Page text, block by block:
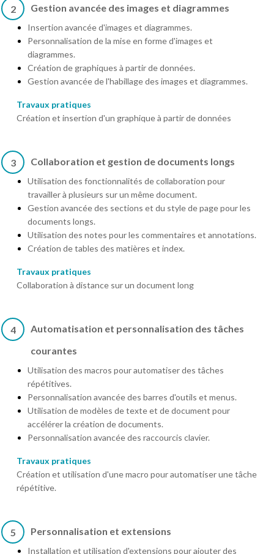
2 Gestion avancée des images et diagrammes
Insertion avancée d'images et diagrammes.
Personnalisation de la mise en forme d'images et
diagrammes.
Création de graphiques à partir de données.
Gestion avancée de l'habillage des images et diagrammes.
Travaux pratiques
Création et insertion d'un graphique à partir de données
3 Collaboration et gestion de documents longs
Utilisation des fonctionnalités de collaboration pour
travailler à plusieurs sur un même document.
Gestion avancée des sections et du style de page pour les
documents longs.
Utilisation des notes pour les commentaires et annotations.
Création de tables des matières et index.
Travaux pratiques
Collaboration à distance sur un document long
4
Automatisation et personnalisation des tâches
courantes
Utilisation des macros pour automatiser des tâches
répétitives.
Personnalisation avancée des barres d'outils et menus.
Utilisation de modèles de texte et de document pour
accélérer la création de documents.
Personnalisation avancée des raccourcis clavier.
Travaux pratiques
Création et utilisation d'une macro pour automatiser une tâche
répétitive.
5 Personnalisation et extensions
Installation et utilisation d'extensions pour ajouter des